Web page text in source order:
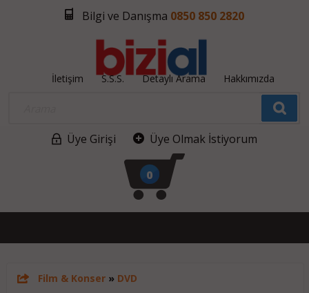
Bilgi ve Danışma 0850 850 2820
İletişim S.S.S. Detaylı Arama Hakkımızda
Üye Girişi Üye Olmak İstiyorum
0
Film & Konser» DVD